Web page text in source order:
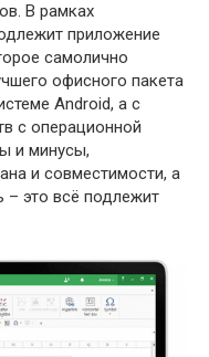
В рамках
приложение
самолично
офисного пакета
Android, а с
с операционной
и минусы,
и совместимости, а
– это всё подлежит